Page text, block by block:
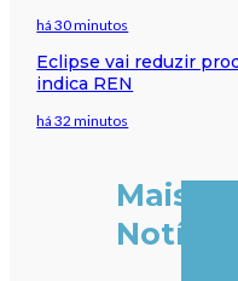
há 30 minutos
Eclipse vai reduzir
indica REN
há 32 minutos
Mais
Notícias